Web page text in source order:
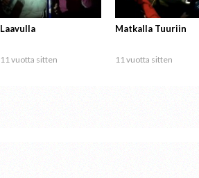
Laavulla
11 vuotta sitten
Matkalla Tuuriin
11 vuotta sitten